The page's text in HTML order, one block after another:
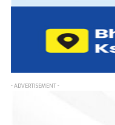
- ADVERTISEMENT -